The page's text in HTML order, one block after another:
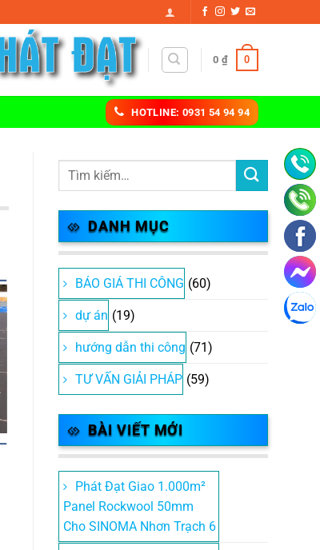
0 ₫ 0
HOTLINE: 0931 54 94 94
DANH MỤC
BÁO GIÁ THI CÔNG (60)
dự án (19)
hướng dẫn thi công (71)
TƯ VẤN GIẢI PHÁP (59)
BÀI VIẾT MỚI
Phát Đạt Giao 1.000m²
Panel Rockwool 50mm
Cho SINOMA Nhơn Trạch 6